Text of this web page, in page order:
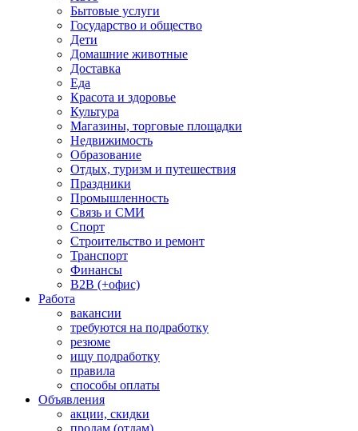
Бытовые услуги
Государство и общество
Дети
Домашние животные
Доставка
Еда
Красота и здоровье
Культура
Магазины, торговые площадки
Недвижимость
Образование
Отдых, туризм и путешествия
Праздники
Промышленность
Связь и СМИ
Спорт
Строительство и ремонт
Транспорт
Финансы
B2B (+офис)
Работа
вакансии
требуются на подработку
резюме
ищу подработку
правила
способы оплаты
Объявления
акции, скидки
продам (отдам)